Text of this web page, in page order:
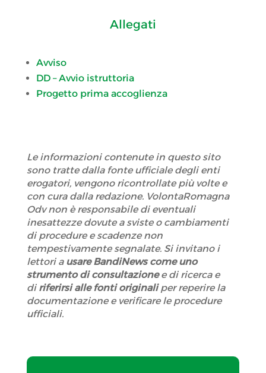
Allegati
Avviso
DD – Avvio istruttoria
Progetto prima accoglienza
Le informazioni contenute in questo sito
sono tratte dalla fonte ufficiale degli enti
erogatori, vengono ricontrollate più volte e
con cura dalla redazione. VolontaRomagna
Odv non è responsabile di eventuali
inesattezze dovute a sviste o cambiamenti
di procedure e scadenze non
tempestivamente segnalate. Si invitano i
lettori a usare BandiNews come uno
strumento di consultazione e di ricerca e
di riferirsi alle fonti originali per reperire la
documentazione e verificare le procedure
ufficiali.